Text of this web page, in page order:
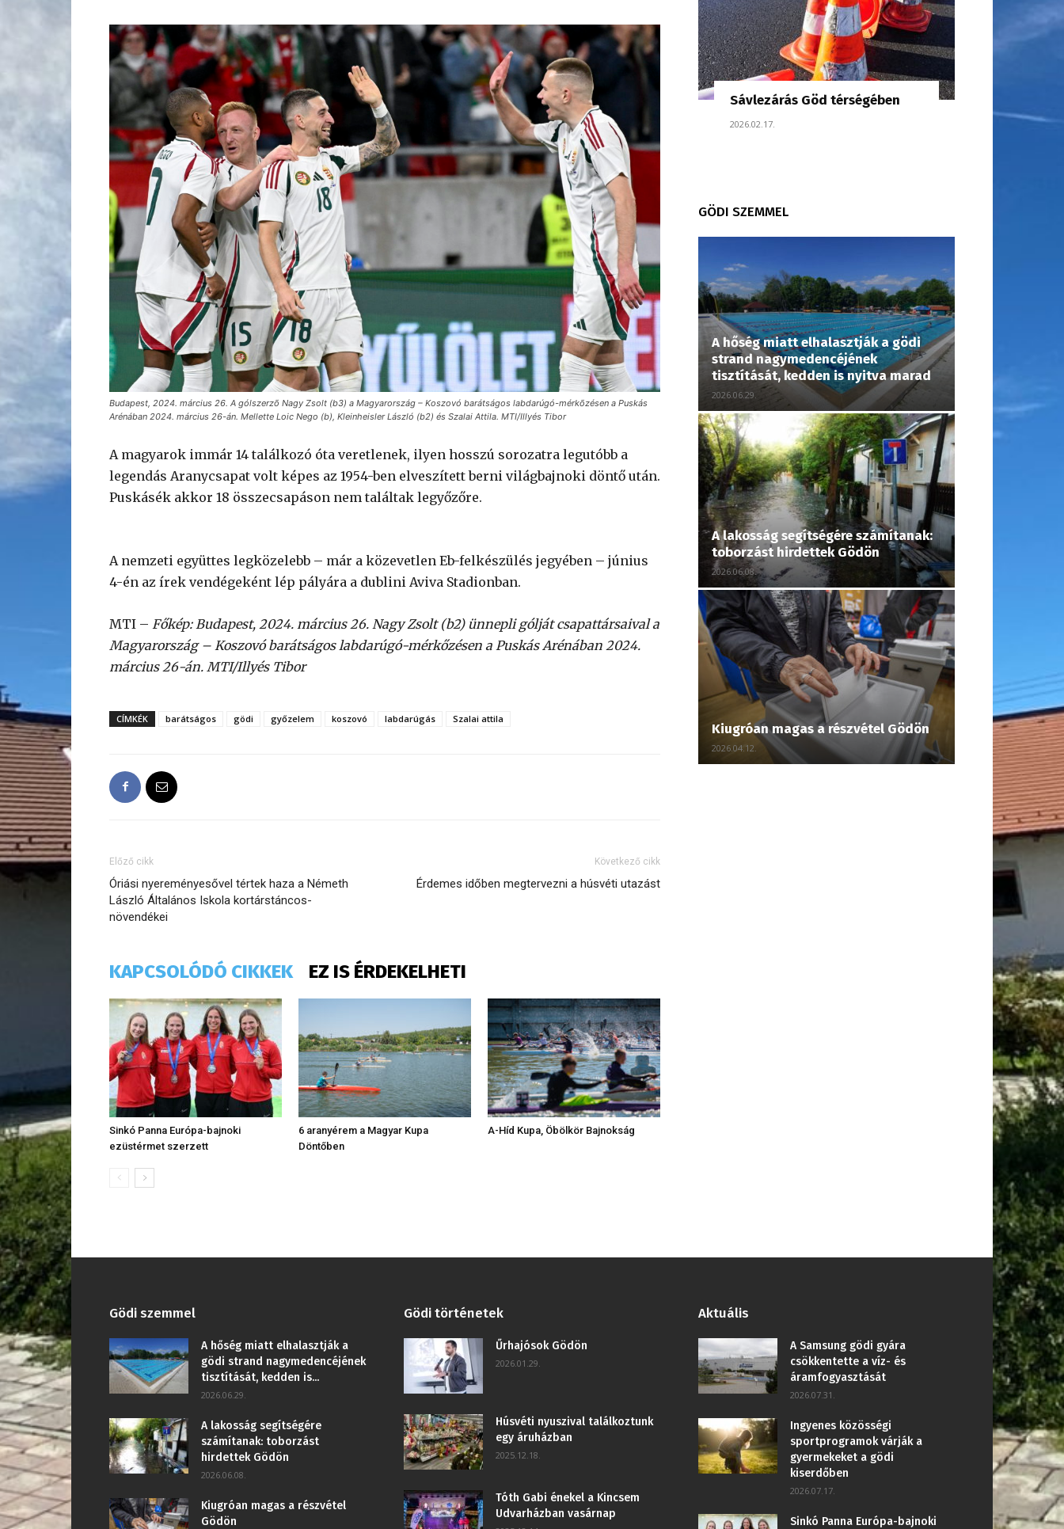
Budapest, 2024. március 26. A gólszerzõ Nagy Zsolt (b3) a Magyarország – Koszovó barátságos labdarúgó-mérkõzésen a Puskás
Arénában 2024. március 26-án. Mellette Loic Nego (b), Kleinheisler László (b2) és Szalai Attila. MTI/Illyés Tibor
A magyarok immár 14 találkozó óta veretlenek, ilyen hosszú sorozatra legutóbb a
legendás Aranycsapat volt képes az 1954-ben elveszített berni világbajnoki döntő után.
Puskásék akkor 18 összecsapáson nem találtak legyőzőre.
A nemzeti együttes legközelebb – már a közevetlen Eb-felkészülés jegyében – június
4-én az írek vendégeként lép pályára a dublini Aviva Stadionban.
MTI – Főkép: Budapest, 2024. március 26. Nagy Zsolt (b2) ünnepli gólját csapattársaival a
Magyarország – Koszovó barátságos labdarúgó-mérkőzésen a Puskás Arénában 2024.
március 26-án. MTI/Illyés Tibor
CÍMKÉK barátságos gödi győzelem koszovó labdarúgás Szalai attila
Előző cikk
Óriási nyereményesővel tértek haza a Németh
László Általános Iskola kortárstáncos-
növendékei
Következő cikk
Érdemes időben megtervezni a húsvéti utazást
KAPCSOLÓDÓ CIKKEK EZ IS ÉRDEKELHETI
Sinkó Panna Európa-bajnoki
ezüstérmet szerzett
6 aranyérem a Magyar Kupa
Döntőben
A-Híd Kupa, Öbölkör Bajnokság
Sávlezárás Göd térségében
2026.02.17.
GÖDI SZEMMEL
A hőség miatt elhalasztják a gödi
strand nagymedencéjének
tisztítását, kedden is nyitva marad
2026.06.29.
A lakosság segítségére számítanak:
toborzást hirdettek Gödön
2026.06.08.
Kiugróan magas a részvétel Gödön
2026.04.12.
Gödi szemmel
A hőség miatt elhalasztják a
gödi strand nagymedencéjének
tisztítását, kedden is...
2026.06.29.
A lakosság segítségére
számítanak: toborzást
hirdettek Gödön
2026.06.08.
Kiugróan magas a részvétel
Gödön
Gödi történetek
Űrhajósok Gödön
2026.01.29.
Húsvéti nyuszival találkoztunk
egy áruházban
2025.12.18.
Tóth Gabi énekel a Kincsem
Udvarházban vasárnap
Aktuális
A Samsung gödi gyára
csökkentette a víz- és
áramfogyasztását
2026.07.31.
Ingyenes közösségi
sportprogramok várják a
gyermekeket a gödi
kiserdőben
2026.07.17.
Sinkó Panna Európa-bajnoki